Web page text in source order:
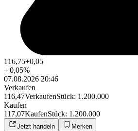
116,75+0,05
+0,05%
07.08.2026 20:46
Verkaufen
116,47VerkaufenStück: 1.200.000
Kaufen
117,07KaufenStück: 1.200.000
Jetzt handeln Merken